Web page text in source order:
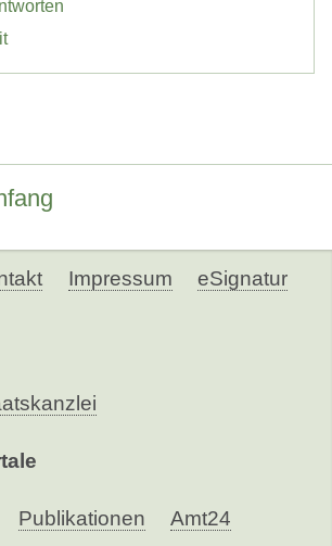
Impressum eSignatur
Publikationen Amt24